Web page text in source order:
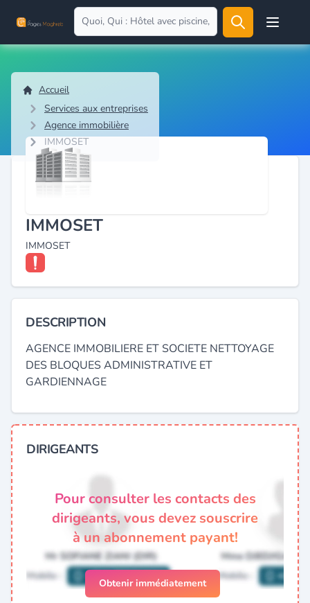
Open
Accueil
Services aux entreprises
Agence immobilière
IMMOSET
IMMOSET
IMMOSET
DESCRIPTION
AGENCE IMMOBILIERE ET SOCIETE NETTOYAGE
DES BLOQUES ADMINISTRATIVE ET
GARDIENNAGE
DIRIGEANTS
Pour consulter les contacts des
dirigeants, vous devez souscrire
à un abonnement payant!
Obtenir immédiatement